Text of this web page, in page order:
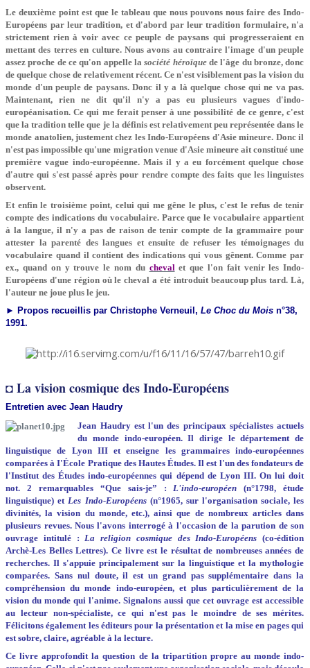
Le deuxième point est que le tableau que nous pouvons nous faire des Indo-
Européens par leur tradi­tion, et d'abord par leur tradition for­mulaire, n'a
strictement rien à voir avec ce peuple de paysans qui progres­seraient en
mettant des terres en cultu­re. Nous avons au contraire l'image d'un peuple
assez proche de ce qu'on appelle lasociété héroïquede l'âge du bronze, donc
de quelque chose de rela­tivement récent. Ce n'est visiblement pas la vision du
monde d'un peuple de paysans. Donc il y a là quelque chose qui ne va pas.
Maintenant, rien ne dit qu'il n'y a pas eu plusieurs vagues d'indo-
européanisation. Ce qui me ferait penser à une possibilité de ce genre, c'est
que la tradition telle que je la définis est relativement peu repré­sentée dans le
monde anatolien, juste­ment chez les Indo-Européens d'Asie mineure. Donc il
n'est pas impossible qu'une migration venue d'Asie mineu­re ait constitué une
première vague indo-européenne. Mais il y a eu forcé­ment quelque chose
d'autre qui s'est passé après pour rendre compte des faits que les linguistes
observent.
Et enfin le troisième point, celui qui me gêne le plus, c'est le refus de tenir
compte des indications du vocabulaire. Parce que le vocabulaire appartient
à la langue, il n'y a pas de raison de tenir compte de la grammaire pour
attester la parenté des langues et ensuite de refuser les témoignages du
vocabulaire quand il contient des indications qui vous gênent. Comme par
ex., quand on y trouve le nom du chevalet que l'on fait venir les Indo-
Européens d'une région où le cheval a été intro­duit beaucoup plus tard. Là,
l'auteur ne joue plus le jeu.
► Propos recueillis par Christophe Verneuil,Le Choc du Mois n°38,
1991.
◘ La vision cosmique des Indo-Européens
Entretien avec Jean Haudry
Jean Haudry est l'un des principaux spécialistes actuels
du monde indo-européen. Il dirige le département de
linguistique de Lyon III et enseigne les grammaires indo-européennes
comparées à I'École Pratique des Hautes Études. Il est l'un des fondateurs de
l'Institut des Études indo-européennes qui dépend de Lyon III. On lui doit
not. 2 remarquables “Que sais-je” : L'indo-européen (n°1798, étude
linguistique) et Les Indo-Européens(n°1965, sur l'organisation sociale, les
divinités, la vision du monde, etc.), ainsi que de nombreux articles dans
plusieurs revues. Nous l'avons interrogé à l'occasion de la parution de son
ouvrage intitulé : La religion cosmique des Indo-Européens (co-édition
Archè-Les Belles Lettres). Ce livre est le résultat de nombreuses années de
recherches. Il s'appuie principalement sur la linguistique et la mythologie
comparées. Sans nul doute, il est un grand pas supplémentaire dans la
compréhension du monde indo­-européen, et plus particulièrement de la
vision du monde qui l'anime. Signalons aussi que cet ouvrage est accessible
au lecteur non-spécialiste, ce qui n'est pas le moindre de ses mérites.
Félicitons également les éditeurs pour la présentation et la mise en pages qui
est sobre, claire, agréable à la lecture.
Ce livre approfondit la question de la tripartition propre au monde indo-